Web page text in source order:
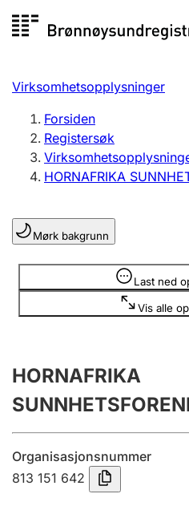
Registersøk
Aksjeselskap
Enkeltpersonforetak
Registrere, endre, slette
Lag og forening
Registrere, endre, slette
Årsregnskap
Innsending og
Tinglysing
Virksomhetsopplysninger
Forsiden
Registersøk
HORNAFRIKA
Mørk bakgrunn
Last ned
Vis alle
Opplysninger er skjult
HORNAFRIKA
Organisasjonsnummer
813 151 642